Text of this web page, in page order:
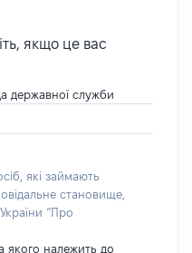
якщо це вас
державної служби
які займають
становище,
“Про
якого належить до